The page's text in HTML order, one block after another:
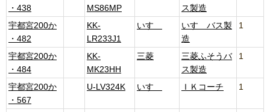
・438
MS86MP
ス製造
宇都宮200か
・482
KK-
LR233J1
いすゞ
いすゞバス製
造
1
宇都宮200か
・484
KK-
MK23HH
三菱
三菱ふそうバ
ス製造
1
宇都宮200か
・567
U-LV324K いすゞ ＩＫコーチ 1